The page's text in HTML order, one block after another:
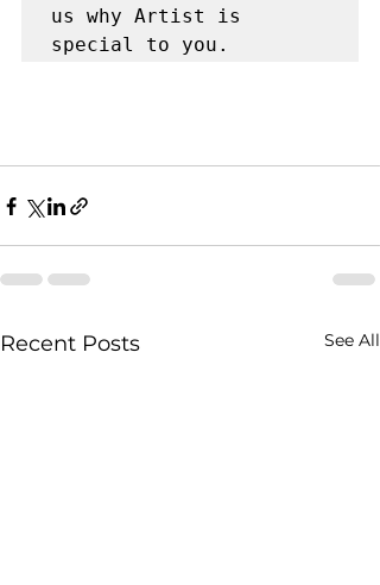
us why Artist is
special to you.
Recent Posts See All